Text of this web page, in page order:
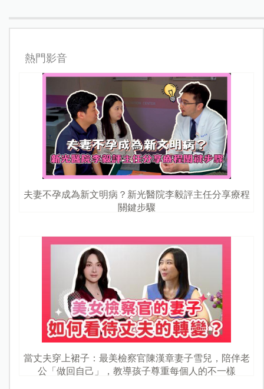
熱門影音
夫妻不孕成為新文明病？新光醫院李毅評主任分享療程
關鍵步驟
當丈夫穿上裙子：最美檢察官陳漢章妻子雪兒，陪伴老
公「做回自己」，教導孩子尊重每個人的不一樣